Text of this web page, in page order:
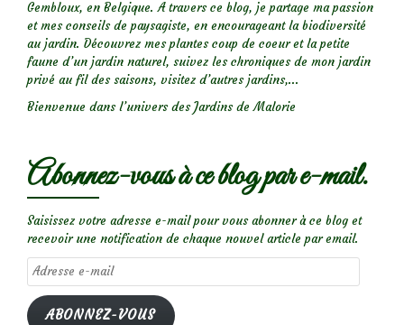
Gembloux, en Belgique. A travers ce blog, je partage ma passion
et mes conseils de paysagiste, en encourageant la biodiversité
au jardin. Découvrez mes plantes coup de coeur et la petite
faune d’un jardin naturel, suivez les chroniques de mon jardin
privé au fil des saisons, visitez d’autres jardins,...
Bienvenue dans l’univers des Jardins de Malorie
Abonnez-vous à ce blog par e-mail.
Saisissez votre adresse e-mail pour vous abonner à ce blog et
recevoir une notification de chaque nouvel article par email.
Adresse
e-
mail
ABONNEZ-VOUS